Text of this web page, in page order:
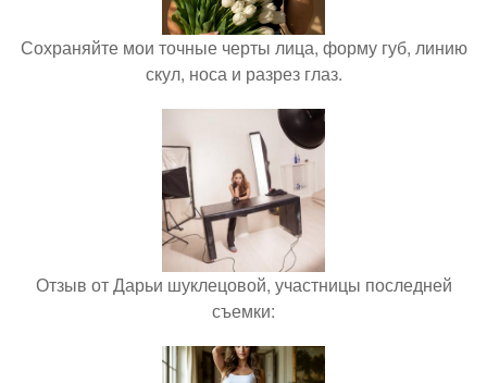
Сохраняйте мои точные черты лица, форму губ, линию
скул, носа и разрез глаз.
Отзыв от Дарьи шуклецовой, участницы последней
съемки: